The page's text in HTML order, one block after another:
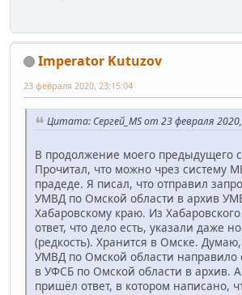
Imperator Kutuzov
23 февраля 2020, 23:15:04
Цитата: Сергей_МS от 23 февраля
В продолжение моего предыдущего
Прочитал, что можно чрез систему
прадеде. Я писал, что отправил
УМВД по Омской области в архив
Хабаровскому краю. Из
ответ, что дело есть, указали даже
(редкость). Хранится в Омске.
УМВД по Омской области направило
в УФСБ по Омской области в архив.
пришёл ответ, в котором написано,